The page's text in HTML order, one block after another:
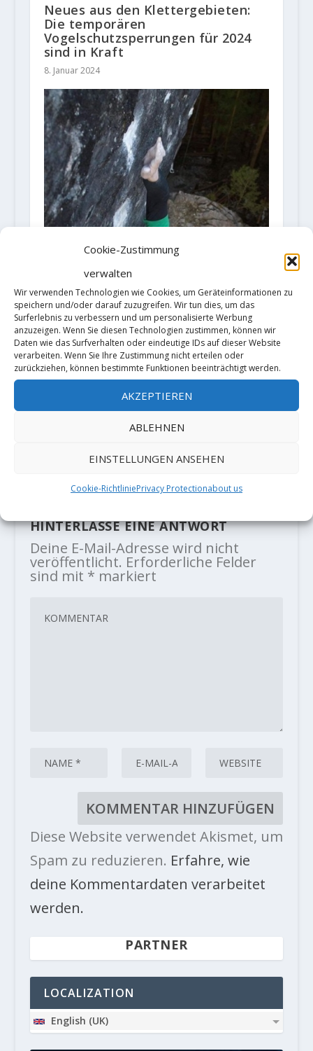
Cookie-Zustimmung
verwalten
Wir verwenden Technologien wie Cookies, um Geräteinformationen zu
speichern und/oder darauf zuzugreifen. Wir tun dies, um das
Surferlebnis zu verbessern und um personalisierte Werbung
anzuzeigen. Wenn Sie diesen Technologien zustimmen, können wir
Daten wie das Surfverhalten oder eindeutige IDs auf dieser Website
verarbeiten. Wenn Sie Ihre Zustimmung nicht erteilen oder
zurückziehen, können bestimmte Funktionen beeinträchtigt werden.
AKZEPTIEREN
ABLEHNEN
EINSTELLUNGEN ANSEHEN
Cookie-RichtliniePrivacy Protectionabout us
Neues aus den Klettergebieten:
Die temporären
Vogelschutzsperrungen für 2024
sind in Kraft
8. Januar 2024
Yuji Hirayama sends FA "Time
1. April 2019
HINTERLASSE EINE ANTWORT
Deine E-Mail-Adresse wird nicht
veröffentlicht. Erforderliche Felder
sind mit * markiert
Diese Website verwendet Akismet, um
Spam zu reduzieren. Erfahre, wie
deine Kommentardaten verarbeitet
werden.
PARTNER
LOCALIZATION
English (UK)